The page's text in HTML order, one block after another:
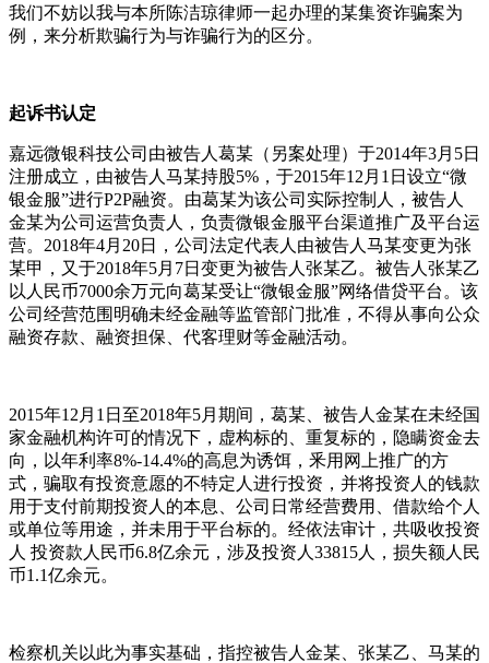
我们不妨以我与本所陈洁琼律师一起办理的某集资诈骗案为
例，来分析欺骗行为与诈骗行为的区分。
起诉书认定
嘉远微银科技公司由被告人葛某（另案处理）于2014年3月5日
注册成立，由被告人马某持股5%，于2015年12月1日设立“微
银金服”进行P2P融资。由葛某为该公司实际控制人，被告人
金某为公司运营负责人，负责微银金服平台渠道推广及平台运
营。2018年4月20日，公司法定代表人由被告人马某变更为张
某甲，又于2018年5月7日变更为被告人张某乙。被告人张某乙
以人民币7000余万元向葛某受让“微银金服”网络借贷平台。该
公司经营范围明确未经金融等监管部门批准，不得从事向公众
融资存款、融资担保、代客理财等金融活动。
2015年12月1日至2018年5月期间，葛某、被告人金某在未经国
家金融机构许可的情况下，虚构标的、重复标的，隐瞒资金去
向，以年利率8%-14.4%的高息为诱饵，釆用网上推广的方
式，骗取有投资意愿的不特定人进行投资，并将投资人的钱款
用于支付前期投资人的本息、公司日常经营费用、借款给个人
或单位等用途，并未用于平台标的。经依法审计，共吸收投资
人 投资款人民币6.8亿余元，涉及投资人33815人，损失额人民
币1.1亿余元。
检察机关以此为事实基础，指控被告人金某、张某乙、马某的